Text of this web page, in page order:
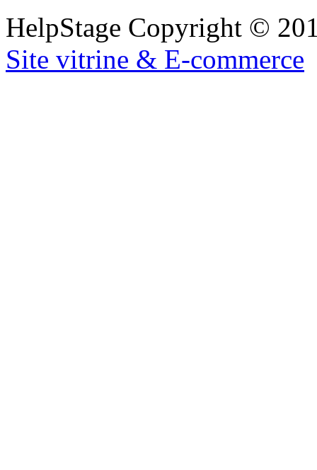
HelpStage Copyright ©
Site vitrine & E-commerce